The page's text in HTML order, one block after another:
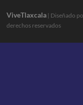
ViveTlaxcala | Diseñado
derechos reservados